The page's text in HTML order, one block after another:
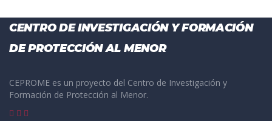
CENTRO DE INVESTIGACIÓN Y FORMACIÓN
DE PROTECCIÓN AL MENOR
CEPROME es un proyecto del Centro de Investigación y
Formación de Protección al Menor.